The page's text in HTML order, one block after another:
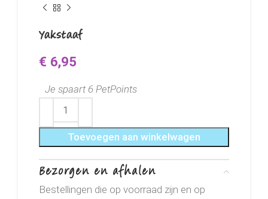
Yakstaaf
€ 6,95
Je spaart 6 PetPoints
Toevoegen aan winkelwagen
Bezorgen en afhalen
Bestellingen die op voorraad zijn en op